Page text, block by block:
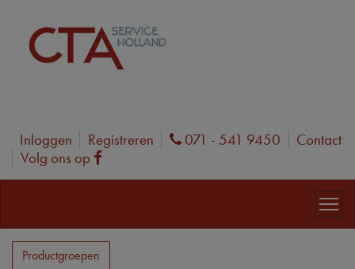
Inloggen Registreren Phone
071 - 541 9450
Contact
Volg ons op
Facebook
Productgroepen